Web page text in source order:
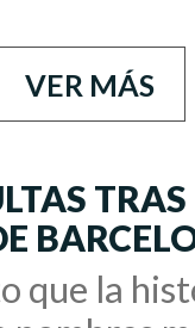
VER MÁS
que la